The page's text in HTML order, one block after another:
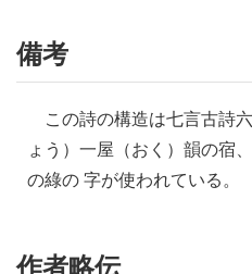
備考
この詩の構造は七言古詩
ょう）一屋（おく）韻の宿
の綠の 字が使われている。
作者略伝